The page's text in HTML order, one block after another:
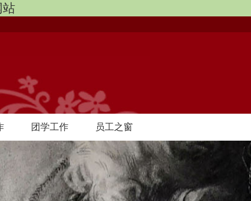
站
团学工作 员工之窗